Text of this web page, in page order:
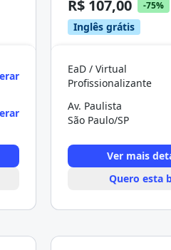
R$ 107,00 -75%
Inglês grátis
EaD / Virtual
Profissionalizante
Av. Paulista
São Paulo/SP
Ver mais
Quero esta